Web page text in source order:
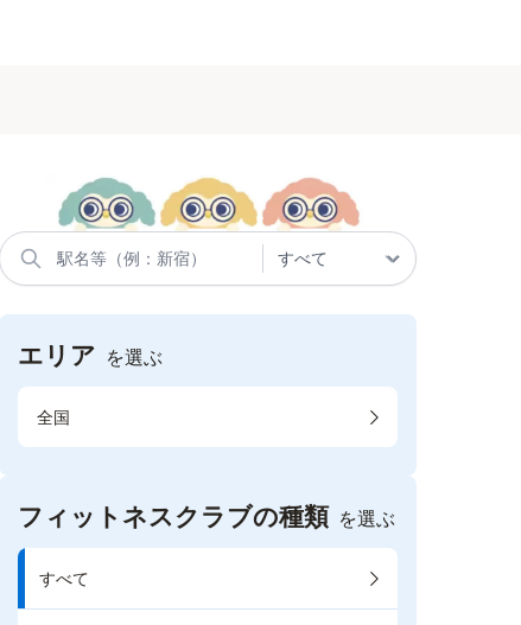
エリア を選ぶ
全国
フィットネスクラブの種類 を選ぶ
すべて